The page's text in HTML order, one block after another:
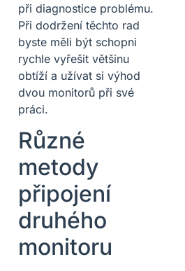
při diagnostice problému.
Při dodržení těchto rad
byste měli být schopni
rychle vyřešit většinu
obtíží a užívat si výhod
dvou monitorů při své
práci.
Různé
metody
připojení
druhého
monitoru